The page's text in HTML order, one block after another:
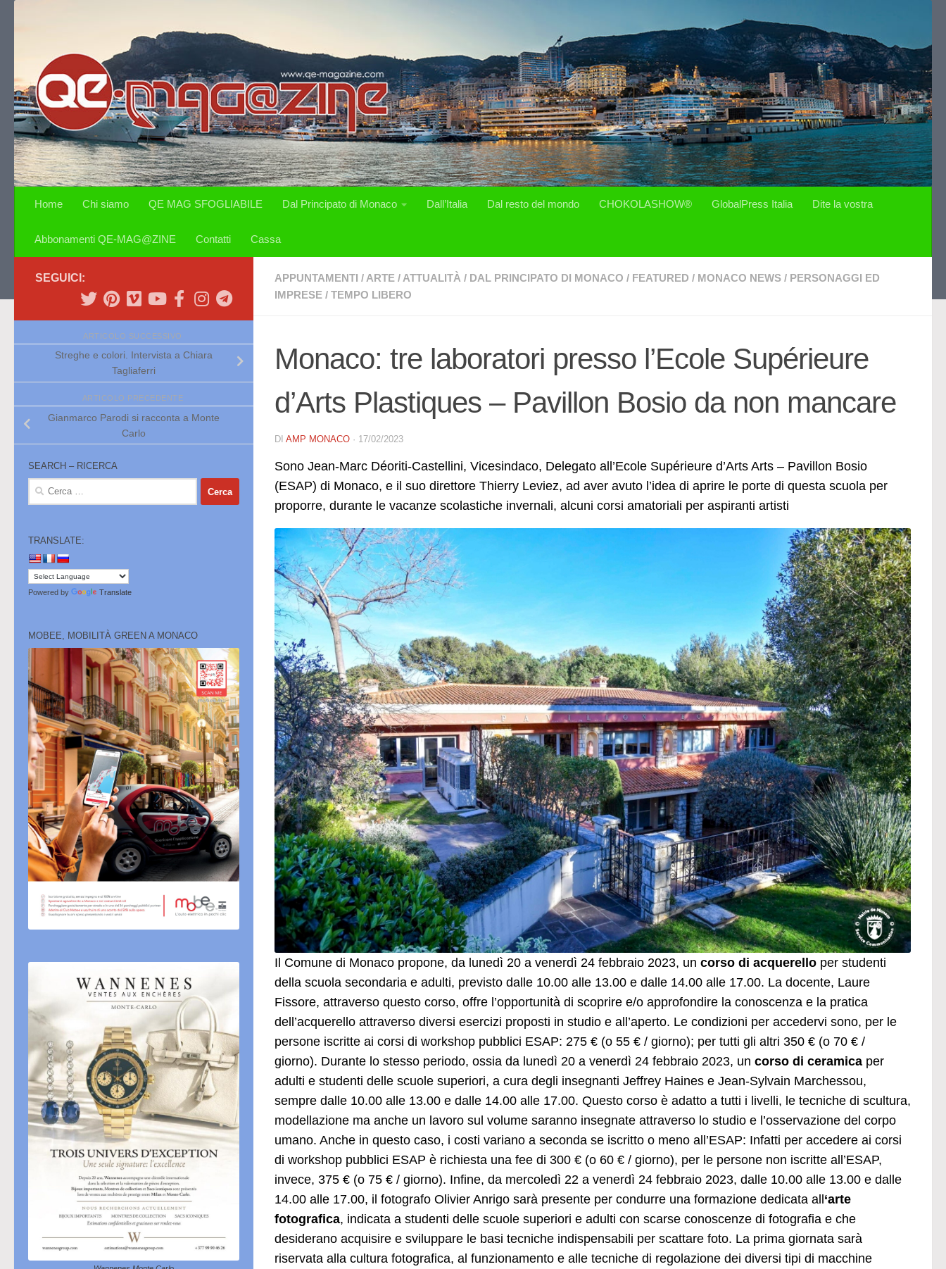
Home Chi siamo QE MAG SFOGLIABILE Dal Principato di Monaco Dall’Italia Dal resto del mondo CHOKOLASHOW® GlobalPress Italia Dite la vostra
Abbonamenti QE-MAG@ZINE Contatti Cassa
APPUNTAMENTI / ARTE / ATTUALITÀ / DAL PRINCIPATO DI MONACO / FEATURED / MONACO NEWS / PERSONAGGI ED
IMPRESE / TEMPO LIBERO
Monaco: tre laboratori presso l’Ecole Supérieure
d’Arts Plastiques – Pavillon Bosio da non mancare
DI AMP MONACO · 17/02/2023
Sono Jean-Marc Déoriti-Castellini, Vicesindaco, Delegato all’Ecole Supérieure d’Arts Arts – Pavillon Bosio
(ESAP) di Monaco, e il suo direttore Thierry Leviez, ad aver avuto l’idea di aprire le porte di questa scuola per
proporre, durante le vacanze scolastiche invernali, alcuni corsi amatoriali per aspiranti artisti
Il Comune di Monaco propone, da lunedì 20 a venerdì 24 febbraio 2023, un corso di acquerello per studenti
della scuola secondaria e adulti, previsto dalle 10.00 alle 13.00 e dalle 14.00 alle 17.00. La docente, Laure
Fissore, attraverso questo corso, offre l’opportunità di scoprire e/o approfondire la conoscenza e la pratica
dell’acquerello attraverso diversi esercizi proposti in studio e all’aperto. Le condizioni per accedervi sono, per le
persone iscritte ai corsi di workshop pubblici ESAP: 275 € (o 55 € / giorno); per tutti gli altri 350 € (o 70 € /
giorno). Durante lo stesso periodo, ossia da lunedì 20 a venerdì 24 febbraio 2023, un corso di ceramica per
adulti e studenti delle scuole superiori, a cura degli insegnanti Jeffrey Haines e Jean-Sylvain Marchessou,
sempre dalle 10.00 alle 13.00 e dalle 14.00 alle 17.00. Questo corso è adatto a tutti i livelli, le tecniche di scultura,
modellazione ma anche un lavoro sul volume saranno insegnate attraverso lo studio e l’osservazione del corpo
umano. Anche in questo caso, i costi variano a seconda se iscritto o meno all’ESAP: Infatti per accedere ai corsi
di workshop pubblici ESAP è richiesta una fee di 300 € (o 60 € / giorno), per le persone non iscritte all’ESAP,
invece, 375 € (o 75 € / giorno). Infine, da mercoledì 22 a venerdì 24 febbraio 2023, dalle 10.00 alle 13.00 e dalle
14.00 alle 17.00, il fotografo Olivier Anrigo sarà presente per condurre una formazione dedicata all‘arte
fotografica, indicata a studenti delle scuole superiori e adulti con scarse conoscenze di fotografia e che
desiderano acquisire e sviluppare le basi tecniche indispensabili per scattare foto. La prima giornata sarà
riservata alla cultura fotografica, al funzionamento e alle tecniche di regolazione dei diversi tipi di macchine
SEGUICI:
ARTICOLO SUCCESSIVO
Streghe e colori. Intervista a Chiara
Tagliaferri
ARTICOLO PRECEDENTE
Gianmarco Parodi si racconta a Monte
Carlo
SEARCH – RICERCA
Ricerca
TRANSLATE:
Powered by Translate
MOBEE, MOBILITÀ GREEN A MONACO